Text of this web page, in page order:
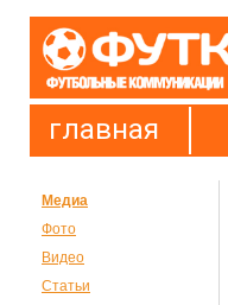
главная
Медиа
Фото
Видео
Статьи